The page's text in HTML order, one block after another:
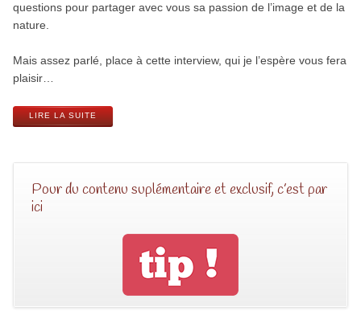
questions pour partager avec vous sa passion de l’image et de la
nature.
Mais assez parlé, place à cette interview, qui je l’espère vous fera
plaisir…
LIRE LA SUITE
Pour du contenu suplémentaire et exclusif, c’est par
ici